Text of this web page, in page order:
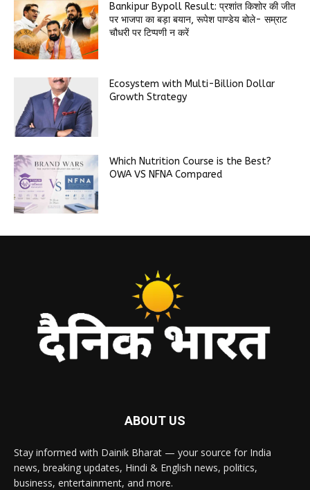
Bankipur Bypoll Result: प्रशांत किशोर की जीत
पर भाजपा का बड़ा बयान, रूपेश पाण्डेय बोले- सम्राट
चौधरी पर टिप्पणी न करें
Ecosystem with Multi-Billion Dollar
Growth Strategy
Which Nutrition Course is the Best?
OWA VS NFNA Compared
ABOUT US
Stay informed with Dainik Bharat — your source for India
news, breaking updates, Hindi & English news, politics,
business, entertainment, and more.